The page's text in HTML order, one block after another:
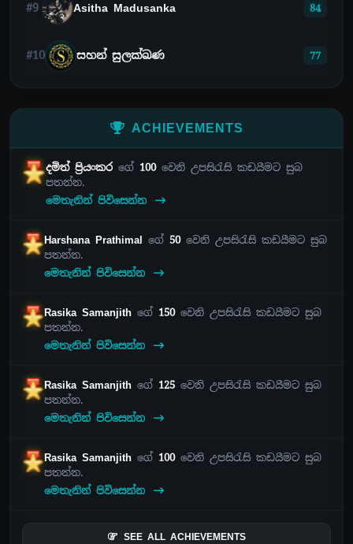
#9 Asitha Madusanka 84
#10 සහන් සුලක්ඛණ 77
ACHIEVEMENTS
දමිත් ප්‍රියංකරගේ 100වෙනි උපසිරැසි කඩයීමට සුබ
පතන්න.
මෙතැනින් පිවිසෙන්න
Harshana Prathimal ගේ 50වෙනි උපසිරැසි කඩයීමට සුබ
පතන්න.
මෙතැනින් පිවිසෙන්න
Rasika Samanjithගේ 150වෙනි උපසිරැසි කඩයීමට සුබ
පතන්න.
මෙතැනින් පිවිසෙන්න
Rasika Samanjithගේ 125 වෙනි උපසිරැසි කඩයීමට සුබ
පතන්න.
මෙතැනින් පිවිසෙන්න
Rasika Samanjithගේ 100වෙනි උපසිරැසි කඩයීමට සුබ
පතන්න.
මෙතැනින් පිවිසෙන්න
SEE ALL ACHIEVEMENTS